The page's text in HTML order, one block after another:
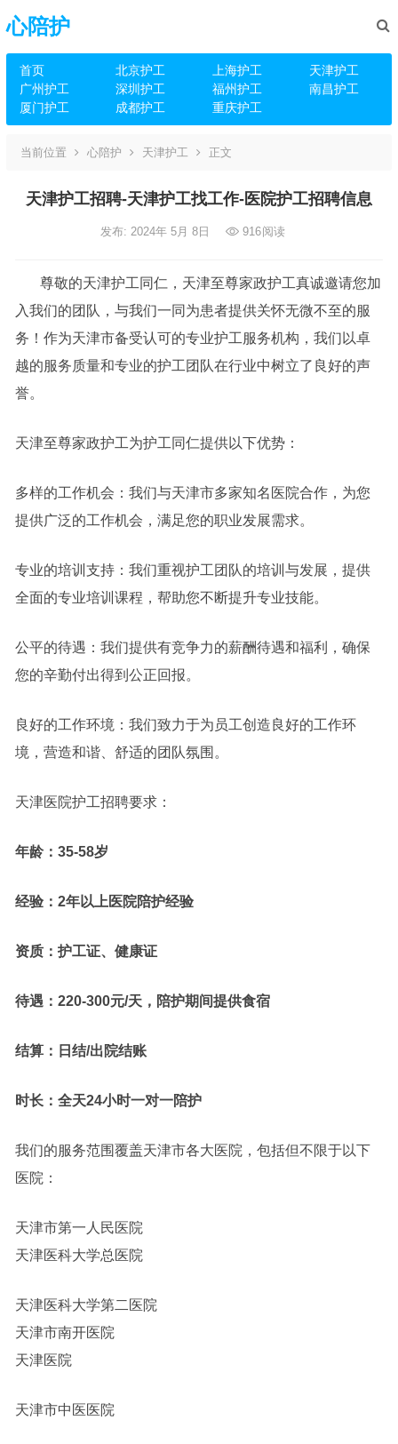
心陪护
首页 北京护工 上海护工
天津护工
广州护工
深圳护工 福州护工
南昌护工
厦门护工
成都护工 重庆护工
当前位置 心陪护 天津护工 正文
天津护工招聘-天津护工找工作-医院护工招聘信息
发布: 2024年 5月 8日 916阅读
尊敬的天津护工同仁，天津至尊家政护工真诚邀请您加
入我们的团队，与我们一同为患者提供关怀无微不至的服
务！作为天津市备受认可的专业护工服务机构，我们以卓
越的服务质量和专业的护工团队在行业中树立了良好的声
誉。
天津至尊家政护工为护工同仁提供以下优势：
多样的工作机会：我们与天津市多家知名医院合作，为您
提供广泛的工作机会，满足您的职业发展需求。
专业的培训支持：我们重视护工团队的培训与发展，提供
全面的专业培训课程，帮助您不断提升专业技能。
公平的待遇：我们提供有竞争力的薪酬待遇和福利，确保
您的辛勤付出得到公正回报。
良好的工作环境：我们致力于为员工创造良好的工作环
境，营造和谐、舒适的团队氛围。
天津医院护工招聘要求：
年龄：35-58岁
经验：2年以上医院陪护经验
资质：护工证、健康证
待遇：220-300元/天，陪护期间提供食宿
结算：日结/出院结账
时长：全天24小时一对一陪护
我们的服务范围覆盖天津市各大医院，包括但不限于以下
医院：
天津市第一人民医院
天津医科大学总医院
天津医科大学第二医院
天津市南开医院
天津医院
天津市中医医院